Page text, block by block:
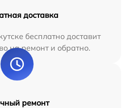
доставка
бесплатно доставит
на ремонт и обратно.
ремонт